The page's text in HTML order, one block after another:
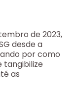
de 2023,
desde a
por como
tangibilize
as